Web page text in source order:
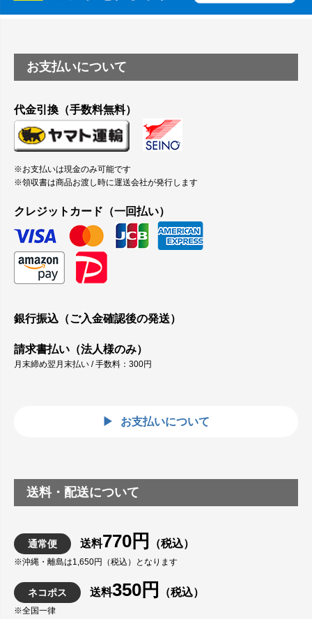
お支払いについて
代金引換（手数料無料）
※お支払いは現金のみ可能です
※領収書は商品お渡し時に運送会社が発行します
クレジットカード（一回払い）
銀行振込（ご入金確認後の発送）
請求書払い（法人様のみ）
月末締め翌月末払い / 手数料：300円
お支払いについて
送料・配送について
通常便 送料770円 （税込）
※沖縄・離島は1,650円（税込）となります
ネコポス 送料350円 （税込）
※全国一律